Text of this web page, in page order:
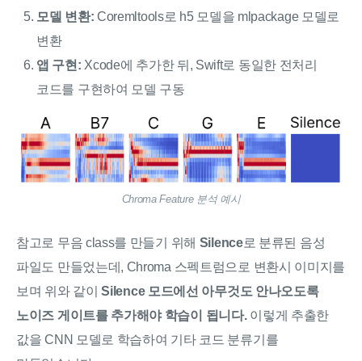
모델 변환: Coremltools로 h5 모델을 mlpackage 모델로
변환
앱 구현: Xcode에 추가한 뒤, Swift로 동일한 전처리
코드를 구현하여 모델 구동
Chroma Feature 분석 예시
참고로 무음 class를 만들기 위해 Silence로 분류된 음성
파일도 만들었는데, Chroma 스펙트럼으로 변환시 이미지를
보며 위와 같이Silence 모드에선 아무것도 안나오도록
노이즈 게이트를 추가해야 학습이 됩니다.이렇게 추출한
값을 CNN 모델로 학습하여 기타 코드 분류기를